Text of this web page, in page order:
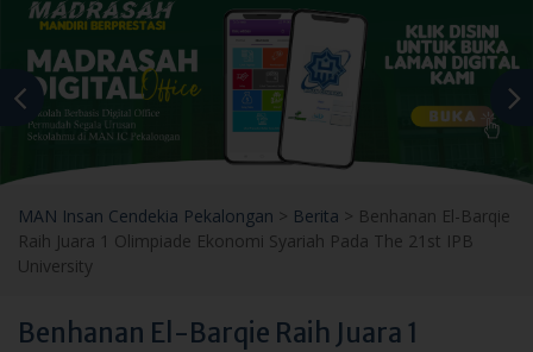
MAN Insan Cendekia Pekalongan > Berita > Benhanan El-Barqie
Raih Juara 1 Olimpiade Ekonomi Syariah Pada The 21st IPB
University
Benhanan El-Barqie Raih Juara 1